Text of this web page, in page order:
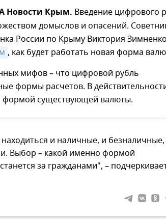
Новости Крым. Введение цифрового
домыслов и опасений.
России по Крыму Виктория Зимненко
, как будет работать новая форма
мифов – что цифровой рубль
формы расчетов. В
формой существующей валюты.
и наличные, и безналичные,
Выбор – какой именно формой
за гражданами", –